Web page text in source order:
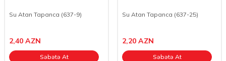
Su Atan Tapanca (637-9)
2,40 AZN
Səbətə At
Su Atan Tapanca (637-25)
2,20 AZN
Səbətə At